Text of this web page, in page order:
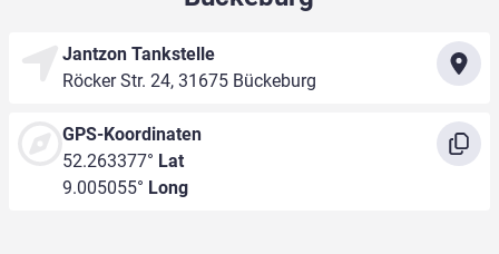
Jantzon Tankstelle
Röcker Str. 24, 31675 Bückeburg
GPS-Koordinaten
52.263377° Lat
9.005055° Long